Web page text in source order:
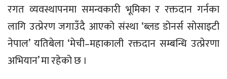
रगत व्यवस्थापनमा समन्वकारी भूमिका र रक्तदान गर्नका
लागि उत्प्रेरण जगाउँदै आएको संस्था ‘ब्लड डोनर्स सोसाइटी
नेपाल’ यतिबेला ‘मेची–महाकाली रक्तदान सम्बन्धि उत्प्रेरणा
अभियान’ मा रहेको छ ।